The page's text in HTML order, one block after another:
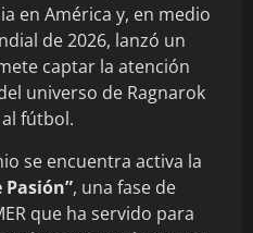
en América y, en medio
de 2026, lanzó un
captar la atención
universo de Ragnarok
fútbol.
se encuentra activa la
Pasión”, una fase de
que ha servido para